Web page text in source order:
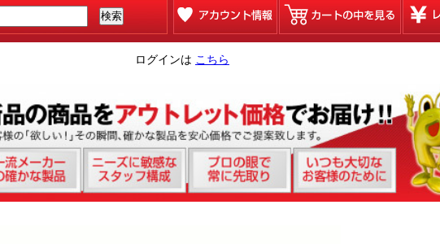
ログインは こちら